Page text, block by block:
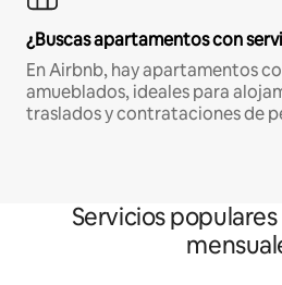
¿Buscas apartamentos con
En Airbnb, hay apartamentos
amueblados, ideales para
traslados y contrataciones de
Servicios